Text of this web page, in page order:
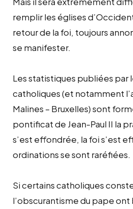
remplir les églises
retour de la foi, toujours
se manifester.
Les statistiques publiées par
catholiques (et notamment
Malines – Bruxelles) sont
pontificat de Jean-Paul II la
s’est effondrée, la foi s’est
ordinations se sont raréfiées.
Si certains catholiques
l’obscurantisme du pape